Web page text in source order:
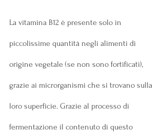
La vitamina B12 è presente solo in
piccolissime quantità negli alimenti di
origine vegetale (se non sono fortificati),
grazie ai microrganismi che si trovano sulla
loro superficie. Grazie al processo di
fermentazione il contenuto di questo